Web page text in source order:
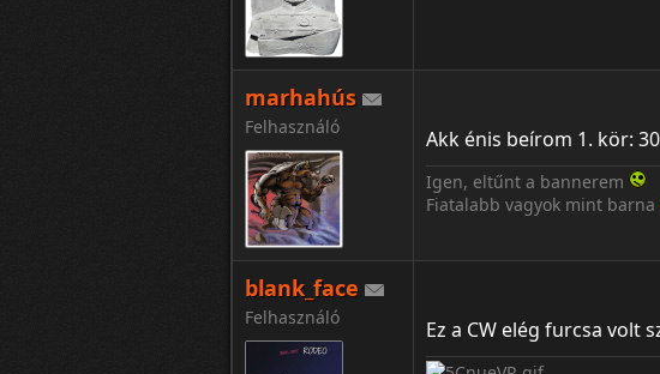
marhahús
Felhasználó
Akk énis beírom 1. kör:
Igen, eltűnt a bannerem
Fiatalabb vagyok mint barna
blank_face
Felhasználó
Ez a CW elég furcsa volt